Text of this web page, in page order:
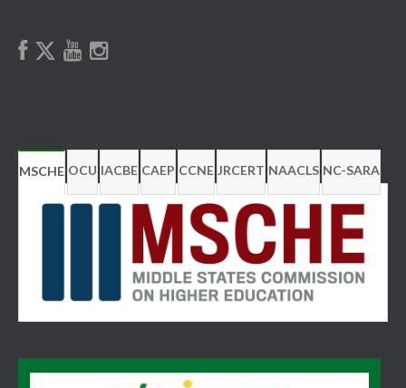
MSCHE OCU IACBE CAEP CCNE JRCERT NAACLS NC-SARA